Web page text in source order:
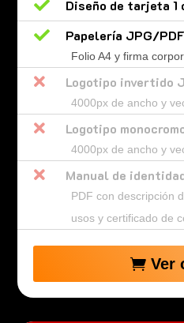

Diseño de tarjeta 1

Papelería JPG/
Folio A4 y firma
 Logotipo invertido
4000px de ancho y
 Logotipo
4000px de ancho y
 Manual de
PDF con descripción
usos y certificado de
Ver